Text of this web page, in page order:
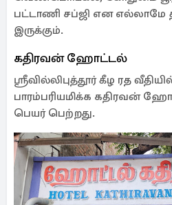
பட்டாணி சப்ஜி என எல்லாமே
இருக்கும்.
கதிரவன் ஹோட்டல்
ஸ்ரீவில்லிபுத்தூர் கீழ ரத
பாரம்பரியமிக்க கதிரவன்
பெயர் பெற்றது.